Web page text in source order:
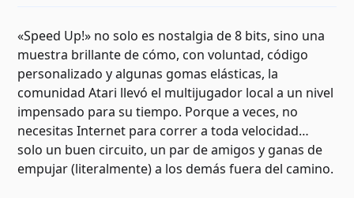
«Speed Up!» no solo es nostalgia de 8 bits, sino una
muestra brillante de cómo, con voluntad, código
personalizado y algunas gomas elásticas, la
comunidad Atari llevó el multijugador local a un nivel
impensado para su tiempo. Porque a veces, no
necesitas Internet para correr a toda velocidad…
solo un buen circuito, un par de amigos y ganas de
empujar (literalmente) a los demás fuera del camino.